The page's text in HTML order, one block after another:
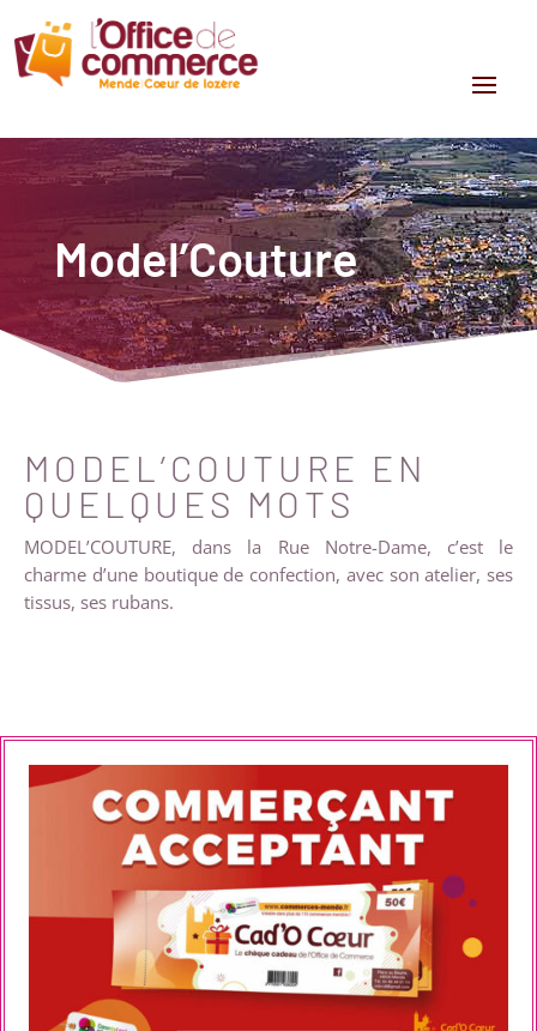
Model’Couture
MODEL’COUTURE EN
QUELQUES MOTS
MODEL’COUTURE, dans la Rue Notre-Dame, c’est le
charme d’une boutique de confection, avec son atelier, ses
tissus, ses rubans.